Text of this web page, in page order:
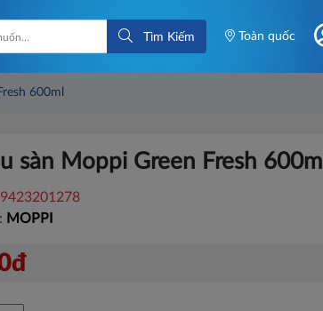
Tìm Kiếm Toàn quốc
600ml
sàn Moppi Green Fresh 600ml
MOPPI